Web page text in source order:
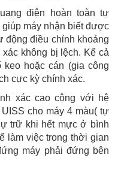
điện hoàn toàn tự
máy nhận biết được
động điều chỉnh khoảng
không bị lệch. Kể cả
hoặc cán (gia công
cực kỳ chính xác.
xác cao cộng với hệ
cho máy 4 màu( tự
trữ khi hết mực ở bình
làm việc trong thời gian
máy phải đứng bên